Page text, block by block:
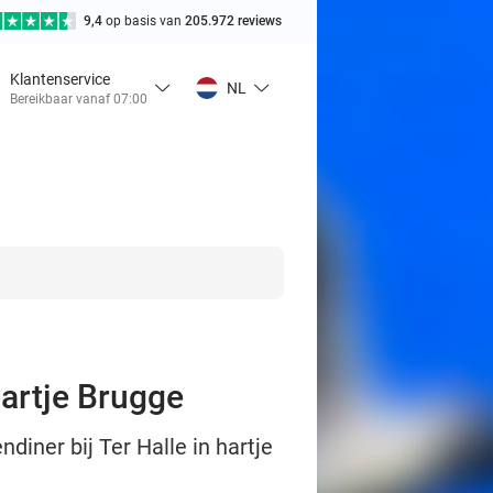
9,4 op basis van 205.972 reviews
Klantenservice
Bereikbaar vanaf 07:00
NL
Brugge
bij Ter Halle in hartje